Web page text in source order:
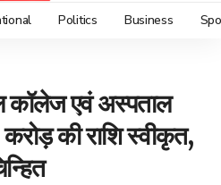
Politics Business
कॉलेज एवं अस्पताल
की राशि स्वीकृत,